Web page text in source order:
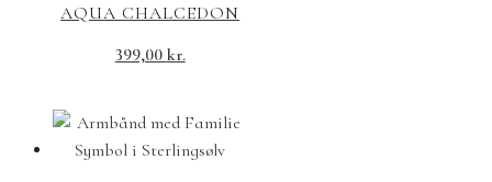
AQUA CHALCEDON
399,00 kr.